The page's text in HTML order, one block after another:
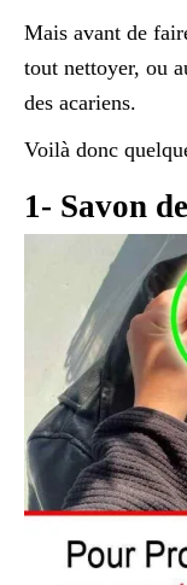
Mais avant de
tout nettoyer, ou
des acariens.
Voilà donc
1- Savon